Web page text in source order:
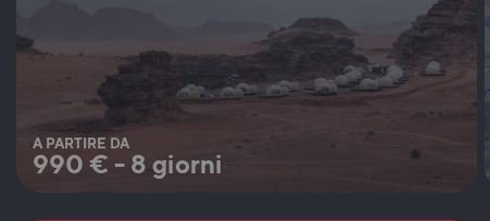
A PARTIRE DA
990 € - 8 giorni